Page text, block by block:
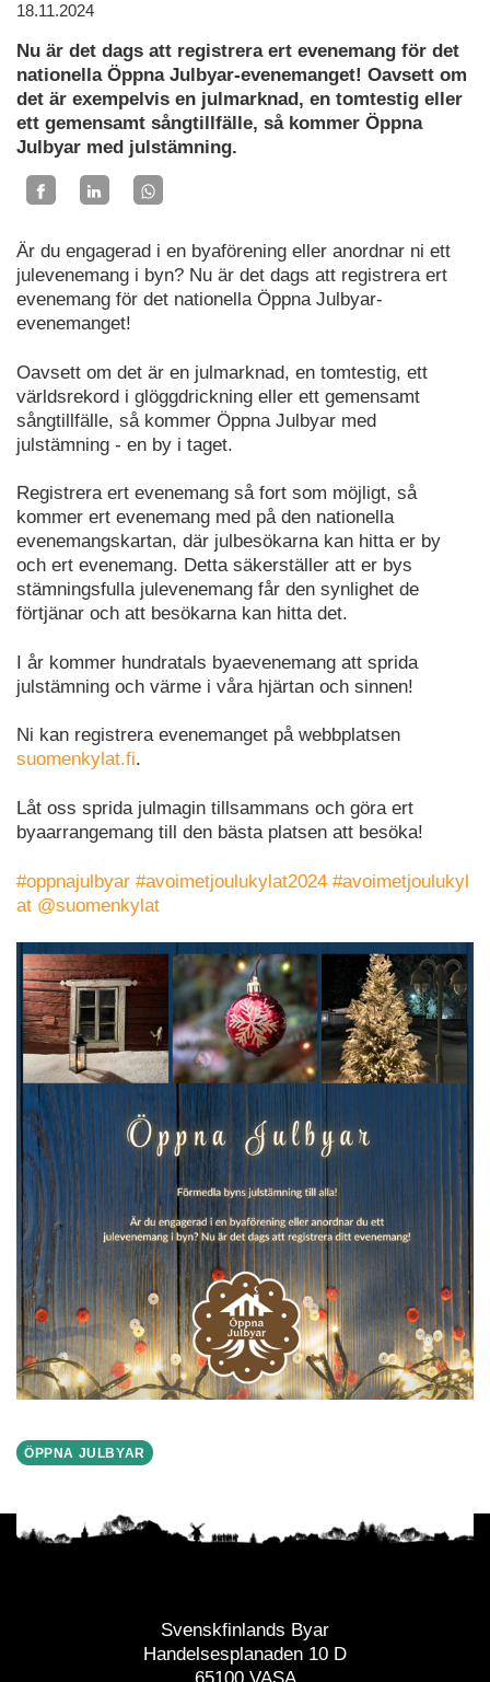
ÖPPNA JULBYAR
18.11.2024
Nu är det dags att registrera ert evenemang för det
nationella Öppna Julbyar-evenemanget! Oavsett om
det är exempelvis en julmarknad, en tomtestig eller
ett gemensamt sångtillfälle, så kommer Öppna
Julbyar med julstämning.
Är du engagerad i en byaförening eller anordnar ni ett
julevenemang i byn? Nu är det dags att registrera ert
evenemang för det nationella Öppna Julbyar-
evenemanget!
Oavsett om det är en julmarknad, en tomtestig, ett
världsrekord i glöggdrickning eller ett gemensamt
sångtillfälle, så kommer Öppna Julbyar med
julstämning - en by i taget.
Registrera ert evenemang så fort som möjligt, så
kommer ert evenemang med på den nationella
evenemangskartan, där julbesökarna kan hitta er by
och ert evenemang. Detta säkerställer att er bys
stämningsfulla julevenemang får den synlighet de
förtjänar och att besökarna kan hitta det.
I år kommer hundratals byaevenemang att sprida
julstämning och värme i våra hjärtan och sinnen!
Ni kan registrera evenemanget på webbplatsen
suomenkylat.fi.
Låt oss sprida julmagin tillsammans och göra ert
byaarrangemang till den bästa platsen att besöka!
#oppnajulbyar #avoimetjoulukylat2024 #avoimetjoulukyl
at @suomenkylat
Svenskfinlands Byar
Handelsesplanaden 10 D